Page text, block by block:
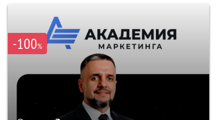
-100%